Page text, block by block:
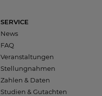
SERVICE
News
FAQ
Veranstaltungen
Stellungnahmen
Zahlen & Daten
Studien & Gutachten